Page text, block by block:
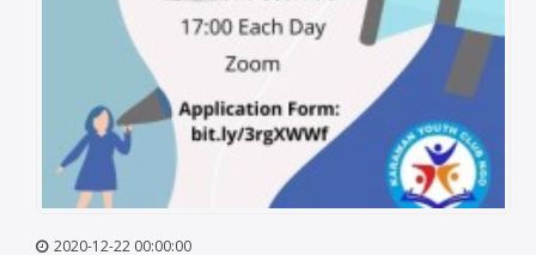
2020-12-22 00:00:00